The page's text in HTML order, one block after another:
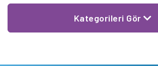
Kategorileri Gör